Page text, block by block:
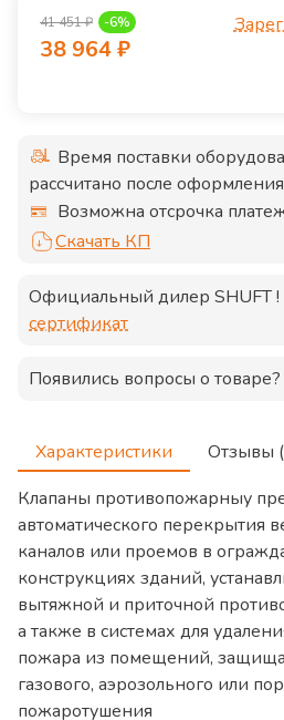
41 451₽ -6%
38 964₽
Время поставки
рассчитано после
Возможна отсрочка
Скачать КП
Официальный дилер SHUFT!
сертификат
Появились вопросы о товаре?
Характеристики Отзывы
Клапаны противопожарныу
автоматического перекрытия
каналов или проемов в
конструкциях зданий,
вытяжной и приточной
а также в системах для
пожара из помещений,
газового, аэрозольного или
пожаротушения